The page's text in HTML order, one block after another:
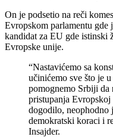
On je podsetio na reči
Evropskom parlamentu gde
kandidat za EU gde istinski
Evropske unije.
“Nastavićemo sa
učinićemo sve što je
pomognemo Srbiji da
pristupanja
dogodilo, neophodno
demokratski koraci i
Insajder.